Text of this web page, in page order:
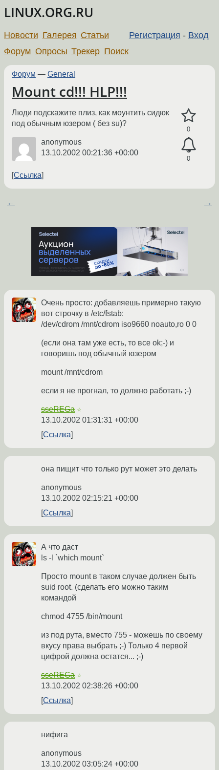
LINUX.ORG.RU
Регистрация - Вход
Новости Галерея Статьи
Форум Опросы Трекер Поиск
Форум — General
Mount cd!!! HLP!!!
0
0
Люди подскажите плиз, как моунтить сидюк
под обычным юзером ( без su)?
anonymous
13.10.2002 00:21:36 +00:00
Ссылка
← →
Очень просто: добавляешь примерно такую
вот строчку в /etc/fstab:
/dev/cdrom /mnt/cdrom iso9660 noauto,ro 0 0
(если она там уже есть, то все ok;-) и
говоришь под обычный юзером
mount /mnt/cdrom
если я не прогнал, то должно работать ;-)
sseREGa ☆
13.10.2002 01:31:31 +00:00
Ссылка
она пищит что только рут может это делать
anonymous
13.10.2002 02:15:21 +00:00
Ссылка
А что даст
ls -l `which mount`
Просто mount в таком случае должен быть
suid root. (сделать его можно таким
командой
chmod 4755 /bin/mount
из под рута, вместо 755 - можешь по своему
вкусу права выбрать ;-) Только 4 первой
цифрой должна остатся... ;-)
sseREGa ☆
13.10.2002 02:38:26 +00:00
Ссылка
нифига
anonymous
13.10.2002 03:05:24 +00:00